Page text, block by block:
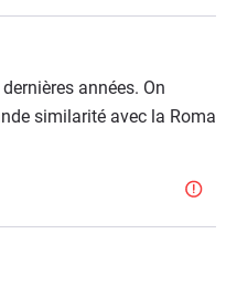
années. On
similarité avec la Roma